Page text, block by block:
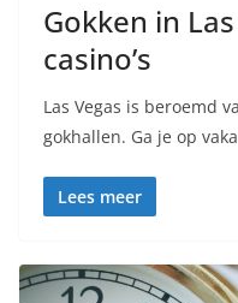
Gokken in
casino’s
Las Vegas is beroemd
gokhallen. Ga je op
Lees meer